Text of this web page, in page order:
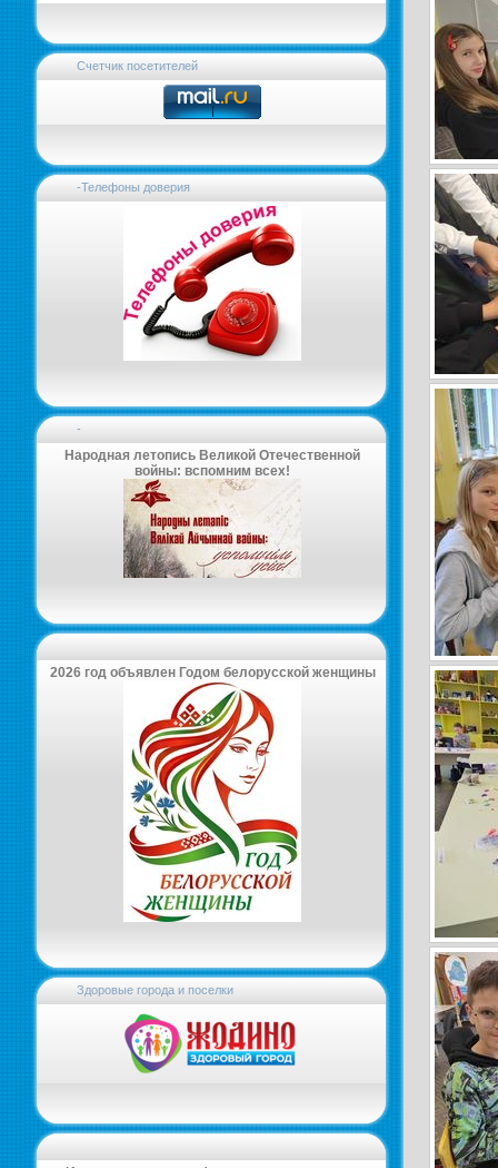
Счетчик посетителей
-Телефоны доверия
-
Народная летопись Великой Отечественной
войны: вспомним всех!
2026 год объявлен Годом белорусской женщины
Здоровые города и поселки